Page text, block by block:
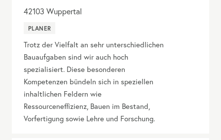
42103 Wuppertal
PLANER
Trotz der Vielfalt an sehr unterschiedlichen
Bauaufgaben sind wir auch hoch
spezialisiert. Diese besonderen
Kompetenzen bündeln sich in speziellen
inhaltlichen Feldern wie
Ressourceneffizienz, Bauen im Bestand,
Vorfertigung sowie Lehre und Forschung.